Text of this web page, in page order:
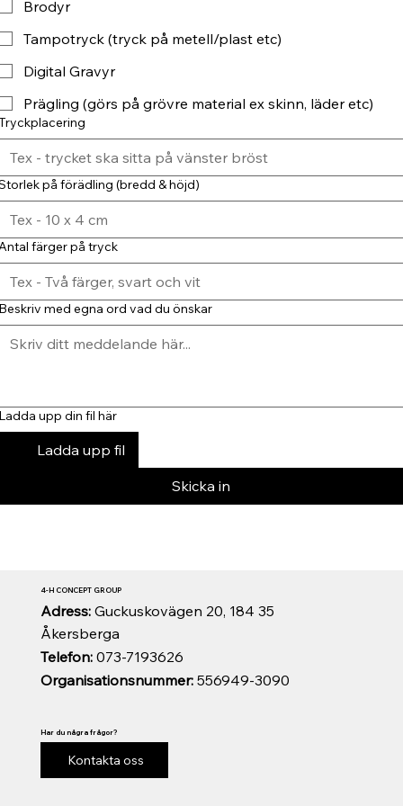
Brodyr
Tampotryck (tryck på metell/plast etc)
Digital Gravyr
Prägling (görs på grövre material ex skinn, läder etc)
på förädling (bredd & höjd)
färger på tryck
med egna ord vad du önskar
upp din fil här
Ladda upp fil
Skicka in
Organisationsnummer:556949-3090
Telefon:073-7193626
Adress: Guckuskovägen 20, 184 35
Åkersberga
4-H CONCEPT GROUP
Har du några frågor?
Kontakta oss